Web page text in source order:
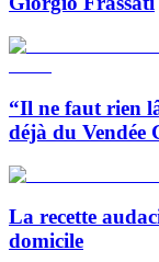
“Il ne faut rien
déjà du Vendée
La recette
domicile